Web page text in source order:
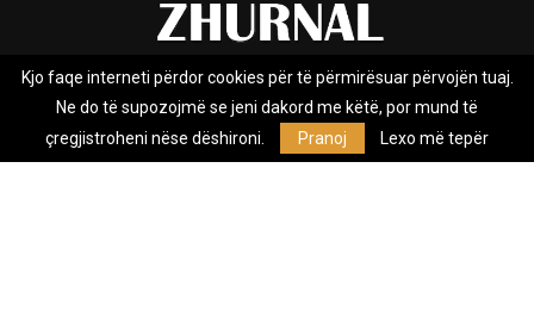
Rreth nesh Impresumi Marketing
Privacy Policy
Zhurnal.mk është Agjenci e Lajmeve e pavarur, e themeluar në vitin
Kjo faqe interneti përdor cookies për të përmirësuar përvojën tuaj.
Ne do të supozojmë se jeni dakord me këtë, por mund të
çregjistroheni nëse dëshironi.
Pranoj Lexo më tepër